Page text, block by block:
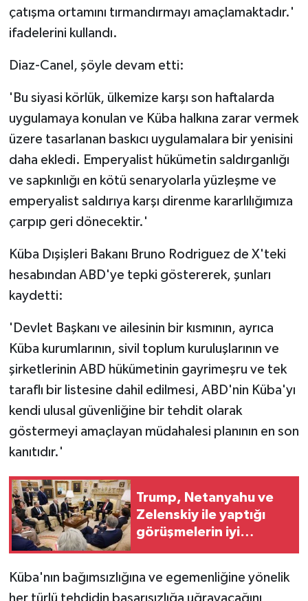
çatışma ortamını tırmandırmayı amaçlamaktadır.'
ifadelerini kullandı.
Diaz-Canel, şöyle devam etti:
'Bu siyasi körlük, ülkemize karşı son haftalarda
uygulamaya konulan ve Küba halkına zarar vermek
üzere tasarlanan baskıcı uygulamalara bir yenisini
daha ekledi. Emperyalist hükümetin saldırganlığı
ve sapkınlığı en kötü senaryolarla yüzleşme ve
emperyalist saldırıya karşı direnme kararlılığımıza
çarpıp geri dönecektir.'
Küba Dışişleri Bakanı Bruno Rodriguez de X'teki
hesabından ABD'ye tepki göstererek, şunları
kaydetti:
'Devlet Başkanı ve ailesinin bir kısmının, ayrıca
Küba kurumlarının, sivil toplum kuruluşlarının ve
şirketlerinin ABD hükümetinin gayrimeşru ve tek
taraflı bir listesine dahil edilmesi, ABD'nin Küba'yı
kendi ulusal güvenliğine bir tehdit olarak
göstermeyi amaçlayan müdahalesi planının en son
kanıtıdır.'
Trump, Netanyahu ve
Zelenskiy ile yaptığı
görüşmelerin iyi
Küba'nın bağımsızlığına ve egemenliğine yönelik